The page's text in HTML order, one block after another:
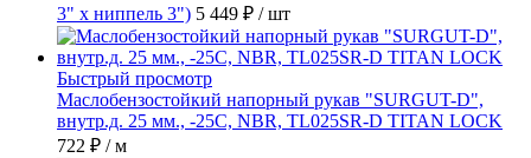
3" х ниппель 3") 5 449 ₽ / шт
Быстрый просмотр
Маслобензостойкий напорный рукав "SURGUT-D",
внутр.д. 25 мм., -25C, NBR, TL025SR-D TITAN LOCK
722 ₽ / м